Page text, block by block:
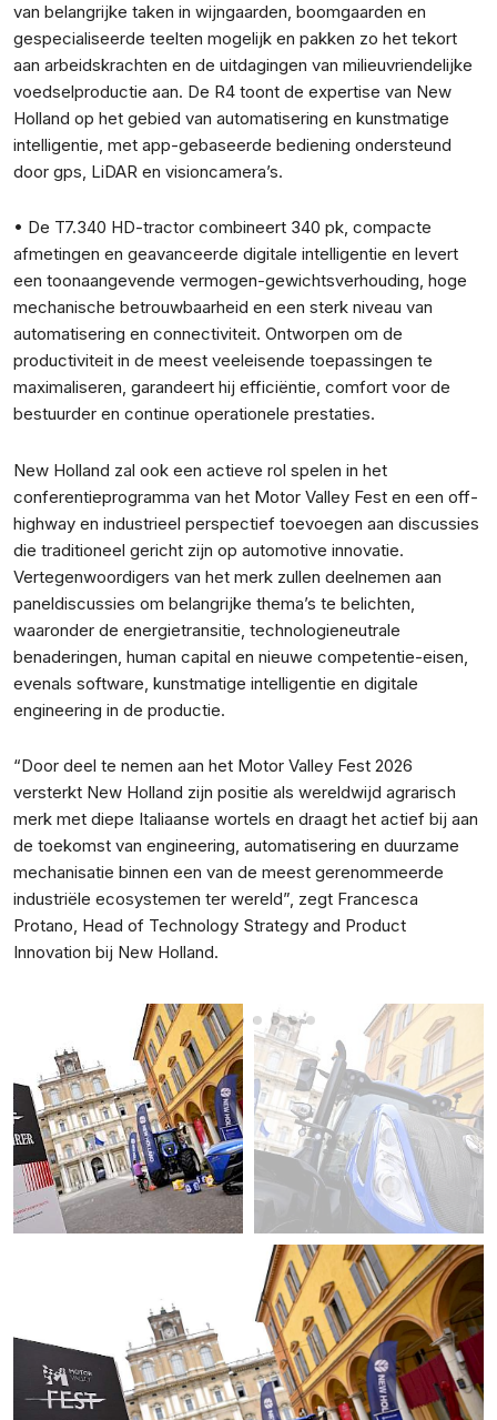
van belangrijke taken in wijngaarden, boomgaarden en
gespecialiseerde teelten mogelijk en pakken zo het tekort
aan arbeidskrachten en de uitdagingen van milieuvriendelijke
voedselproductie aan. De R4 toont de expertise van New
Holland op het gebied van automatisering en kunstmatige
intelligentie, met app-gebaseerde bediening ondersteund
door gps, LiDAR en visioncamera’s.
• De T7.340 HD-tractor combineert 340 pk, compacte
afmetingen en geavanceerde digitale intelligentie en levert
een toonaangevende vermogen-gewichtsverhouding, hoge
mechanische betrouwbaarheid en een sterk niveau van
automatisering en connectiviteit. Ontworpen om de
productiviteit in de meest veeleisende toepassingen te
maximaliseren, garandeert hij efficiëntie, comfort voor de
bestuurder en continue operationele prestaties.
New Holland zal ook een actieve rol spelen in het
conferentieprogramma van het Motor Valley Fest en een off-
highway en industrieel perspectief toevoegen aan discussies
die traditioneel gericht zijn op automotive innovatie.
Vertegenwoordigers van het merk zullen deelnemen aan
paneldiscussies om belangrijke thema’s te belichten,
waaronder de energietransitie, technologieneutrale
benaderingen, human capital en nieuwe competentie-eisen,
evenals software, kunstmatige intelligentie en digitale
engineering in de productie.
“Door deel te nemen aan het Motor Valley Fest 2026
versterkt New Holland zijn positie als wereldwijd agrarisch
merk met diepe Italiaanse wortels en draagt het actief bij aan
de toekomst van engineering, automatisering en duurzame
mechanisatie binnen een van de meest gerenommeerde
industriële ecosystemen ter wereld”, zegt Francesca
Protano, Head of Technology Strategy and Product
Innovation bij New Holland.